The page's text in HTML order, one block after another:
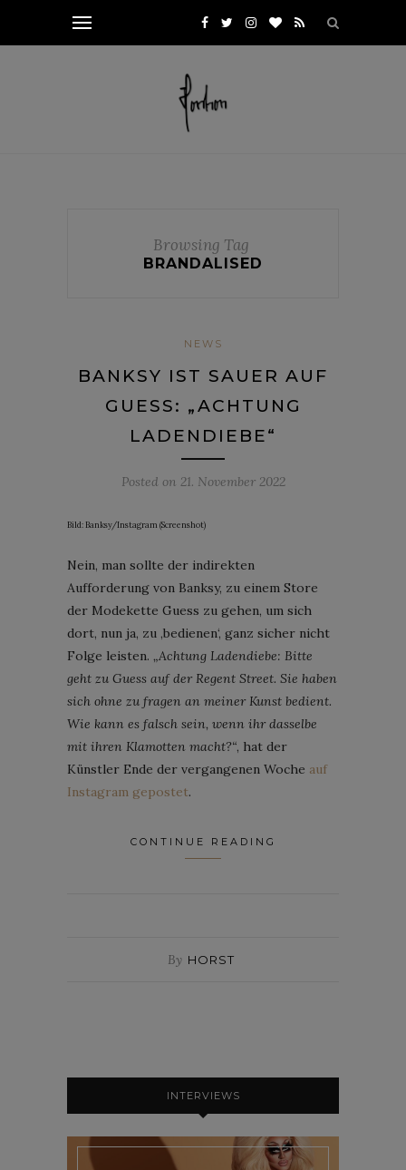
Browsing Tag
BRANDALISED
NEWS
BANKSY IST SAUER AUF
GUESS: „ACHTUNG
LADENDIEBE“
Posted on 21. November 2022
Bild: Banksy/Instagram (Screenshot)
Nein, man sollte der indirekten
Aufforderung von Banksy, zu einem Store
der Modekette Guess zu gehen, um sich
dort, nun ja, zu ‚bedienen‘, ganz sicher nicht
Folge leisten. „Achtung Ladendiebe: Bitte
geht zu Guess auf der Regent Street. Sie haben
sich ohne zu fragen an meiner Kunst bedient.
Wie kann es falsch sein, wenn ihr dasselbe
mit ihren Klamotten macht?“, hat der
Künstler Ende der vergangenen Woche auf
Instagram gepostet.
CONTINUE READING
By HORST
INTERVIEWS